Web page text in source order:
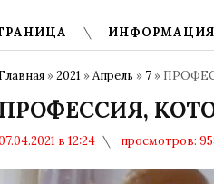
ИНФОРМАЦИЯ
Главная »2021 »Апрель » 7 »
ПРОФЕССИЯ,
в 12:24 просмотров: